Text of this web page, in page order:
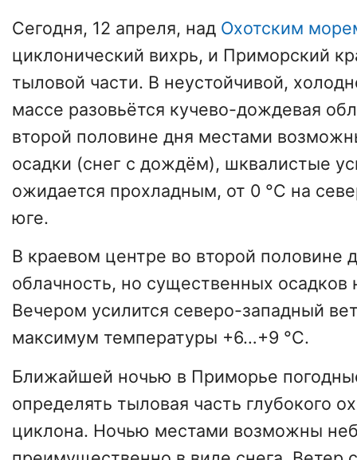
Сегодня, 12 апреля, над Охотским
циклонический вихрь, и Приморский
тыловой части. В неустойчивой,
массе разовьётся кучево-дождевая
второй половине дня местами
осадки (снег с дождём), шквалистые
ожидается прохладным, от 0 °C на
юге.
В краевом центре во второй половине
облачность, но существенных осадков
Вечером усилится северо-западный
максимум температуры +6…+9 °C.
Ближайшей ночью в Приморье
определять тыловая часть глубокого
циклона. Ночью местами возможны